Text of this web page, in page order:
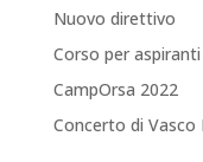
Nuovo direttivo
Corso per
CampOrsa 2022
Concerto di Vasco